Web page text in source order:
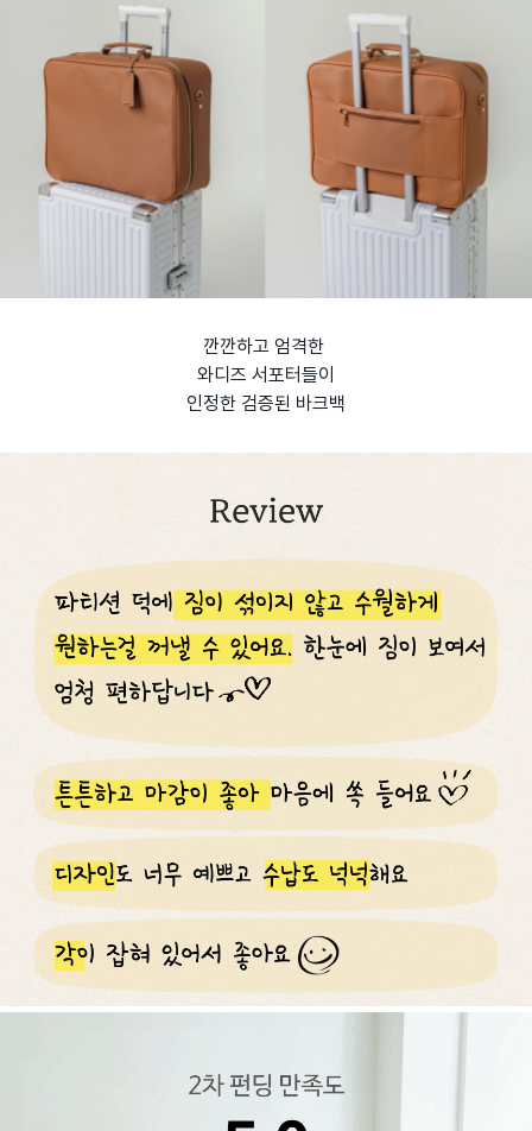
깐깐하고 엄격한
와디즈 서포터들이
인정한 검증된 바크백